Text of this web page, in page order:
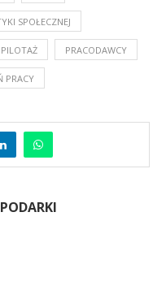
SPOŁECZNEJ
PILOTAŻ PRACODAWCY
PRACY